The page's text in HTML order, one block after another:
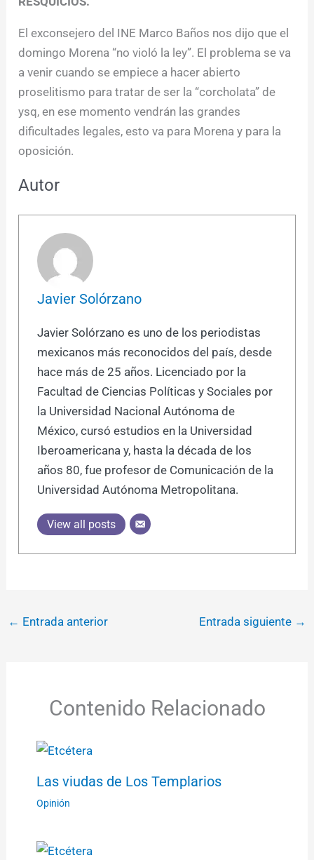
El exconsejero del INE Marco Baños nos dijo que el
domingo Morena “no violó la ley”. El problema se va
a venir cuando se empiece a hacer abierto
proselitismo para tratar de ser la “corcholata” de
ysq, en ese momento vendrán las grandes
dificultades legales, esto va para Morena y para la
oposición.
Autor
Javier Solórzano
Javier Solórzano es uno de los periodistas
mexicanos más reconocidos del país, desde
hace más de 25 años. Licenciado por la
Facultad de Ciencias Políticas y Sociales por
la Universidad Nacional Autónoma de
México, cursó estudios en la Universidad
Iberoamericana y, hasta la década de los
años 80, fue profesor de Comunicación de la
Universidad Autónoma Metropolitana.
View all posts
← Entrada anterior Entrada siguiente →
Contenido Relacionado
Las viudas de Los Templarios
Opinión